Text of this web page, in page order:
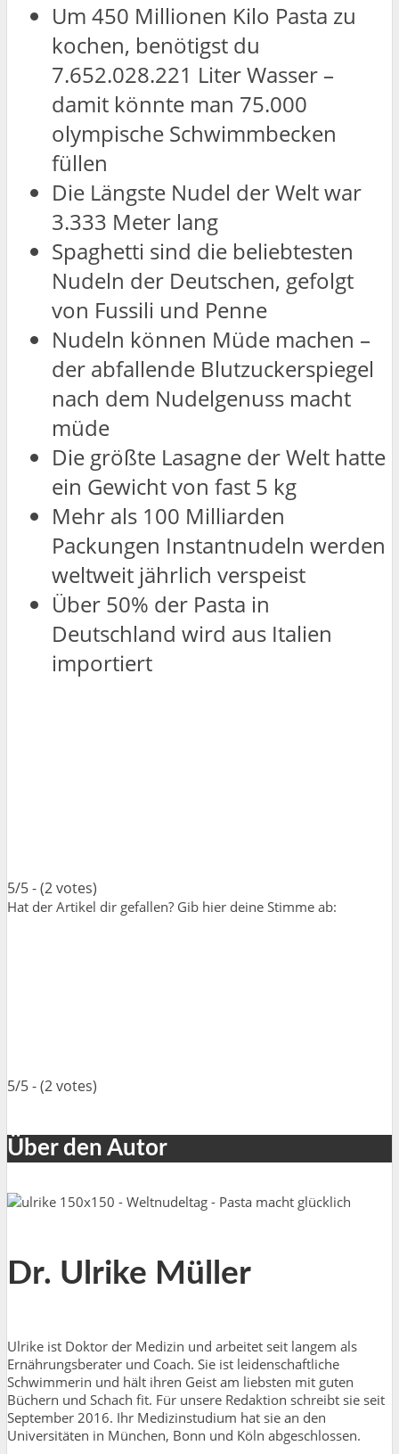
Um 450 Millionen Kilo Pasta zu
kochen, benötigst du
7.652.028.221 Liter Wasser –
damit könnte man 75.000
olympische Schwimmbecken
füllen
Die Längste Nudel der Welt war
3.333 Meter lang
Spaghetti sind die beliebtesten
Nudeln der Deutschen, gefolgt
von Fussili und Penne
Nudeln können Müde machen –
der abfallende Blutzuckerspiegel
nach dem Nudelgenuss macht
müde
Die größte Lasagne der Welt hatte
ein Gewicht von fast 5 kg
Mehr als 100 Milliarden
Packungen Instantnudeln werden
weltweit jährlich verspeist
Über 50% der Pasta in
Deutschland wird aus Italien
importiert
5/5 - (2 votes)
Hat der Artikel dir gefallen? Gib hier deine Stimme ab:
5/5 - (2 votes)
Über den Autor
Dr. Ulrike Müller
Ulrike ist Doktor der Medizin und arbeitet seit langem als
Ernährungsberater und Coach. Sie ist leidenschaftliche
Schwimmerin und hält ihren Geist am liebsten mit guten
Büchern und Schach fit. Für unsere Redaktion schreibt sie seit
September 2016. Ihr Medizinstudium hat sie an den
Universitäten in München, Bonn und Köln abgeschlossen.